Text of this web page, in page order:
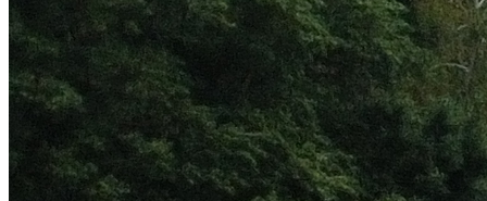
Installation d’ombrières photovoltaïques au siège social du SIED 70
mardi 7 juillet 2026